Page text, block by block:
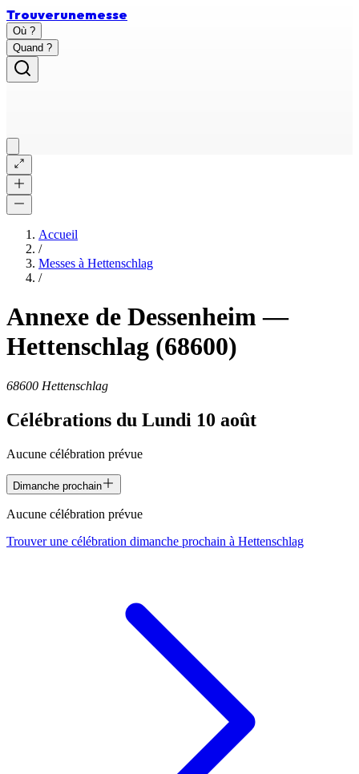
Trouverunemesse
Où ?
Quand ?
Accueil
/
Messes à Hettenschlag
/
Annexe de Dessenheim—
Hettenschlag (68600)
68600 Hettenschlag
Célébrations du Lundi 10 août
Aucune célébration prévue
Dimanche prochain
Aucune célébration prévue
Trouver une célébration dimanche prochain à Hettenschlag